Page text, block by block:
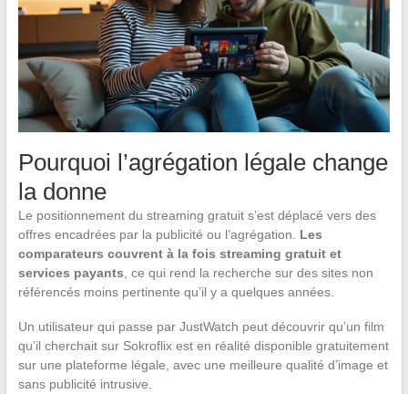
Pourquoi l’agrégation légale change
la donne
Le positionnement du streaming gratuit s’est déplacé vers des
offres encadrées par la publicité ou l’agrégation. Les
comparateurs couvrent à la fois streaming gratuit et
services payants , ce qui rend la recherche sur des sites non
référencés moins pertinente qu’il y a quelques années.
Un utilisateur qui passe par JustWatch peut découvrir qu’un film
qu’il cherchait sur Sokroflix est en réalité disponible gratuitement
sur une plateforme légale, avec une meilleure qualité d’image et
sans publicité intrusive.